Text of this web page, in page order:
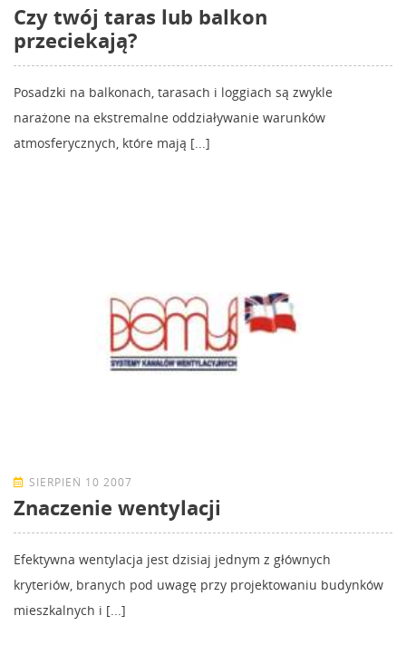
Czy twój taras lub balkon
przeciekają?
Posadzki na balkonach, tarasach i loggiach są zwykle
narażone na ekstremalne oddziaływanie warunków
atmosferycznych, które mają [...]
SIERPIEŃ 10 2007
Znaczenie wentylacji
Efektywna wentylacja jest dzisiaj jednym z głównych
kryteriów, branych pod uwagę przy projektowaniu budynków
mieszkalnych i [...]